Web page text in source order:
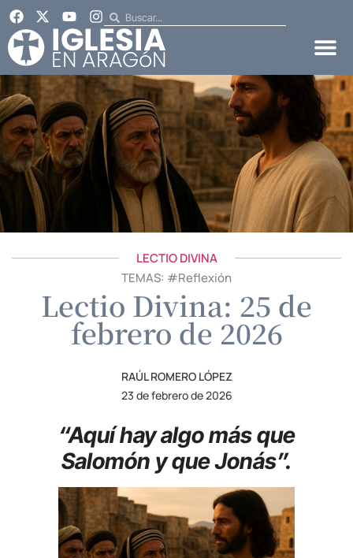
LECTIO DIVINA
TEMAS: #Reflexión
Lectio Divina: 25 de
febrero de 2026
RAÚL ROMERO LÓPEZ
23 de febrero de 2026
“Aquí hay algo más que
Salomón y que Jonás”.